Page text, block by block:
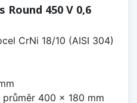
Round 450 V 0,6
CrNi 18/10 (AISI 304)
průměr 400 x 180 mm